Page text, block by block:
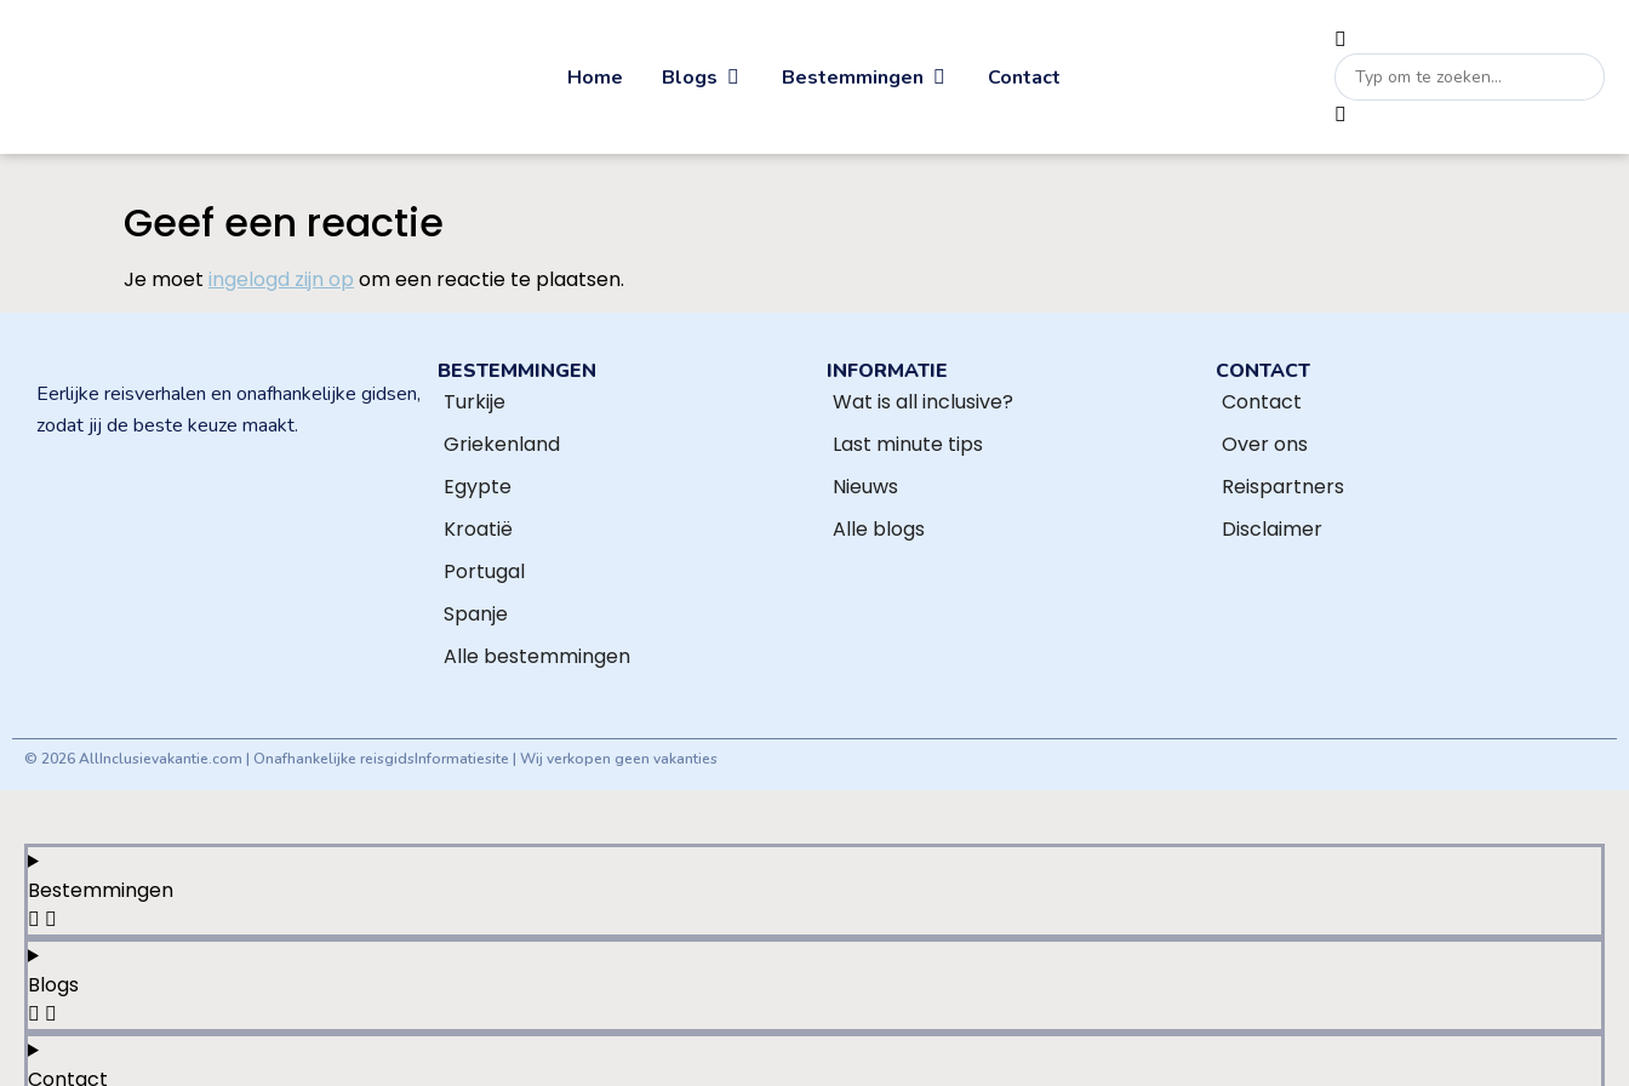
Home Blogs Bestemmingen Contact
Geef een reactie
Je moet ingelogd zijn op om een reactie te plaatsen.
Eerlijke reisverhalen en onafhankelijke gidsen,
zodat jij de beste keuze maakt.
BESTEMMINGEN
Turkije
Griekenland
Egypte
Kroatië
Portugal
Spanje
Alle bestemmingen
INFORMATIE
Wat is all inclusive?
Last minute tips
Nieuws
Alle blogs
CONTACT
Contact
Over ons
Reispartners
Disclaimer
© 2026 AllInclusievakantie.com | Onafhankelijke reisgidsInformatiesite | Wij verkopen geen vakanties
Bestemmingen
Blogs
Contact